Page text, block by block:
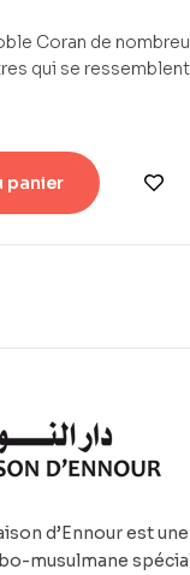
Coran de
qui se
Al-Baqarah. Il
chemin de
panier
d’Ennour est
musulmane